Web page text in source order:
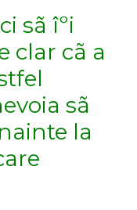
sã îºi
clar cã a
sã
la